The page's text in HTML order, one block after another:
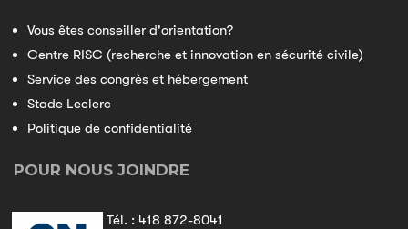
Vous êtes conseiller d'orientation?
Centre RISC (recherche et innovation en sécurité civile)
Service des congrès et hébergement
Stade Leclerc
Politique de confidentialité
POUR NOUS JOINDRE
Tél. : 418 872-8041